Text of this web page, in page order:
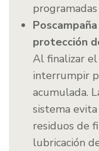
protección
Al finalizar
interrumpir
acumulada.
sistema
residuos de
lubricación